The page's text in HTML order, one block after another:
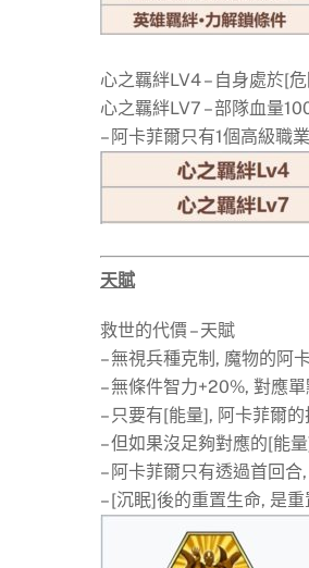
心之羈絆LV4 – 自身處於[
心之羈絆LV7 – 部隊血量
– 阿卡菲爾只有1個高級職
天賦
救世的代價 – 天賦
– 無視兵種克制, 魔物的阿
– 無條件智力+20%, 對應
– 只要有[能量], 阿卡菲爾
– 但如果沒足夠對應的[能
– 阿卡菲爾只有透過首回
– [沉眠]後的重置生命, 是